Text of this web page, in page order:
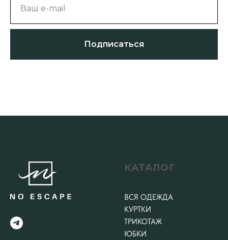
Ваш e-mail
Подписаться
КАТАЛОГ
ВСЯ ОДЕЖДА
КУРТКИ
ТРИКОТАЖ
ЮБКИ